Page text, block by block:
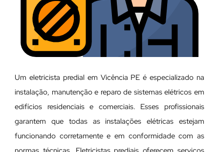
Um eletricista predial em Vicência PE é especializado na
instalação, manutenção e reparo de sistemas elétricos em
edifícios residenciais e comerciais. Esses profissionais
garantem que todas as instalações elétricas estejam
funcionando corretamente e em conformidade com as